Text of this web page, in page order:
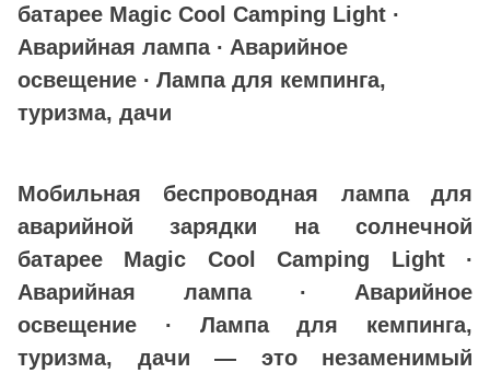
батарее Magic Cool Camping Light ∙
Аварийная лампа ∙ Аварийное
освещение ∙ Лампа для кемпинга,
туризма, дачи
Мобильная беспроводная лампа для
аварийной зарядки на солнечной
батарее Magic Cool Camping Light ∙
Аварийная лампа ∙ Аварийное
освещение ∙ Лампа для кемпинга,
туризма, дачи — это незаменимый